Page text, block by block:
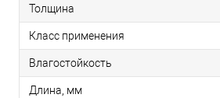
Толщина
Класс применения
Влагостойкость
Длина, мм